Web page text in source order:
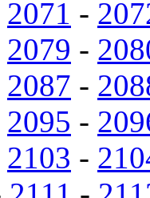
2071 -
2079 -
2087 -
2095 -
2103 -